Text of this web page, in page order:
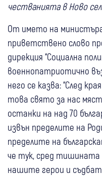
честванията в Ново
От името на
приветствено слово
дирекция “Социална
военнопатриотично
него се казва: “След
това свято за нас
останки на над 70
извън пределите на
пределите на
че тук, сред
нашите герои и